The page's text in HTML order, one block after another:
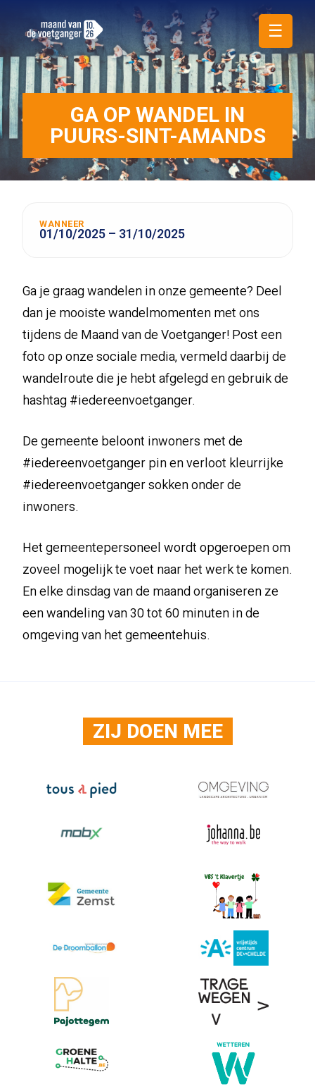
☰
GA OP WANDEL IN
PUURS-SINT-AMANDS
WANNEER
01/10/2025 – 31/10/2025
Ga je graag wandelen in onze gemeente? Deel
dan je mooiste wandelmomenten met ons
tijdens de Maand van de Voetganger! Post een
foto op onze sociale media, vermeld daarbij de
wandelroute die je hebt afgelegd en gebruik de
hashtag #iedereenvoetganger.
De gemeente beloont inwoners met de
#iedereenvoetganger pin en verloot kleurrijke
#iedereenvoetganger sokken onder de
inwoners.
Het gemeentepersoneel wordt opgeroepen om
zoveel mogelijk te voet naar het werk te komen.
En elke dinsdag van de maand organiseren ze
een wandeling van 30 tot 60 minuten in de
omgeving van het gemeentehuis.
ZIJ DOEN MEE